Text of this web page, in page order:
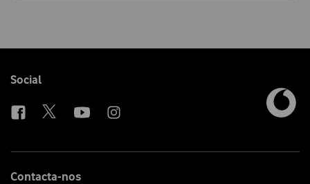
Follow
Social
Contacta-nos